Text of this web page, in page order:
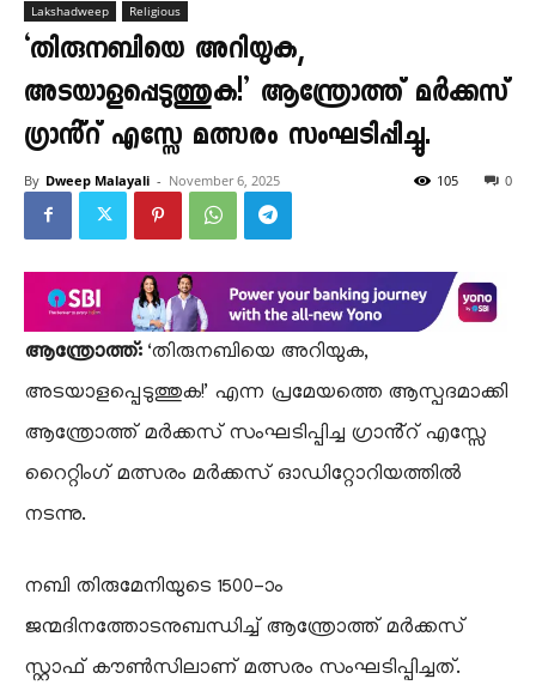
Lakshadweep Religious
‘തിരുനബിയെ അറിയുക,
അടയാളപ്പെടുത്തുക!’ ആന്ത്രോത്ത് മർക്കസ്
ഗ്രാൻ്റ് എസ്സേ മത്സരം സംഘടിപ്പിച്ചു.
By Dweep Malayali - November 6, 2025 0
105
ആന്ത്രോത്ത്:‘തിരുനബിയെ അറിയുക,
അടയാളപ്പെടുത്തുക!’ എന്ന പ്രമേയത്തെ ആസ്പദമാക്കി
ആന്ത്രോത്ത് മർക്കസ് സംഘടിപ്പിച്ച ഗ്രാൻ്റ് എസ്സേ
റൈറ്റിംഗ് മത്സരം മർക്കസ് ഓഡിറ്റോറിയത്തിൽ
നടന്നു.
​നബി തിരുമേനിയുടെ 1500-ാം
ജന്മദിനത്തോടനുബന്ധിച്ച് ആന്ത്രോത്ത് മർക്കസ്
സ്റ്റാഫ് കൗൺസിലാണ് മത്സരം സംഘടിപ്പിച്ചത്.